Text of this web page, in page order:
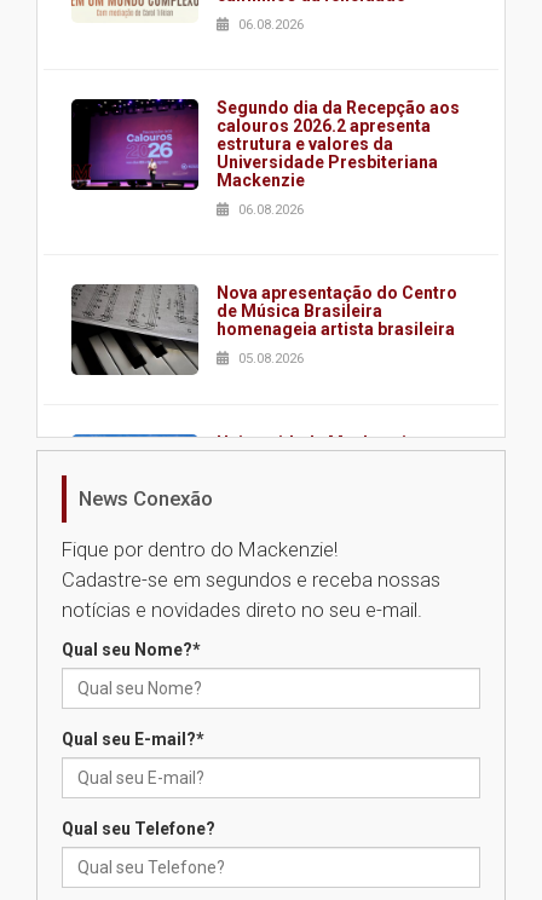
06.08.2026
Segundo dia da Recepção aos
calouros 2026.2 apresenta
estrutura e valores da
Universidade Presbiteriana
Mackenzie
06.08.2026
Nova apresentação do Centro
de Música Brasileira
homenageia artista brasileira
05.08.2026
Universidade Mackenzie
Seminário discute desafios
das novas tecnologias em
calouros do segundo semestre
News Conexão
Fique por dentro do Mackenzie!
Cadastre-se em segundos e receba nossas
notícias e novidades direto no seu e-mail.
Qual seu Nome?*
Qual seu E-mail?*
Qual seu Telefone?